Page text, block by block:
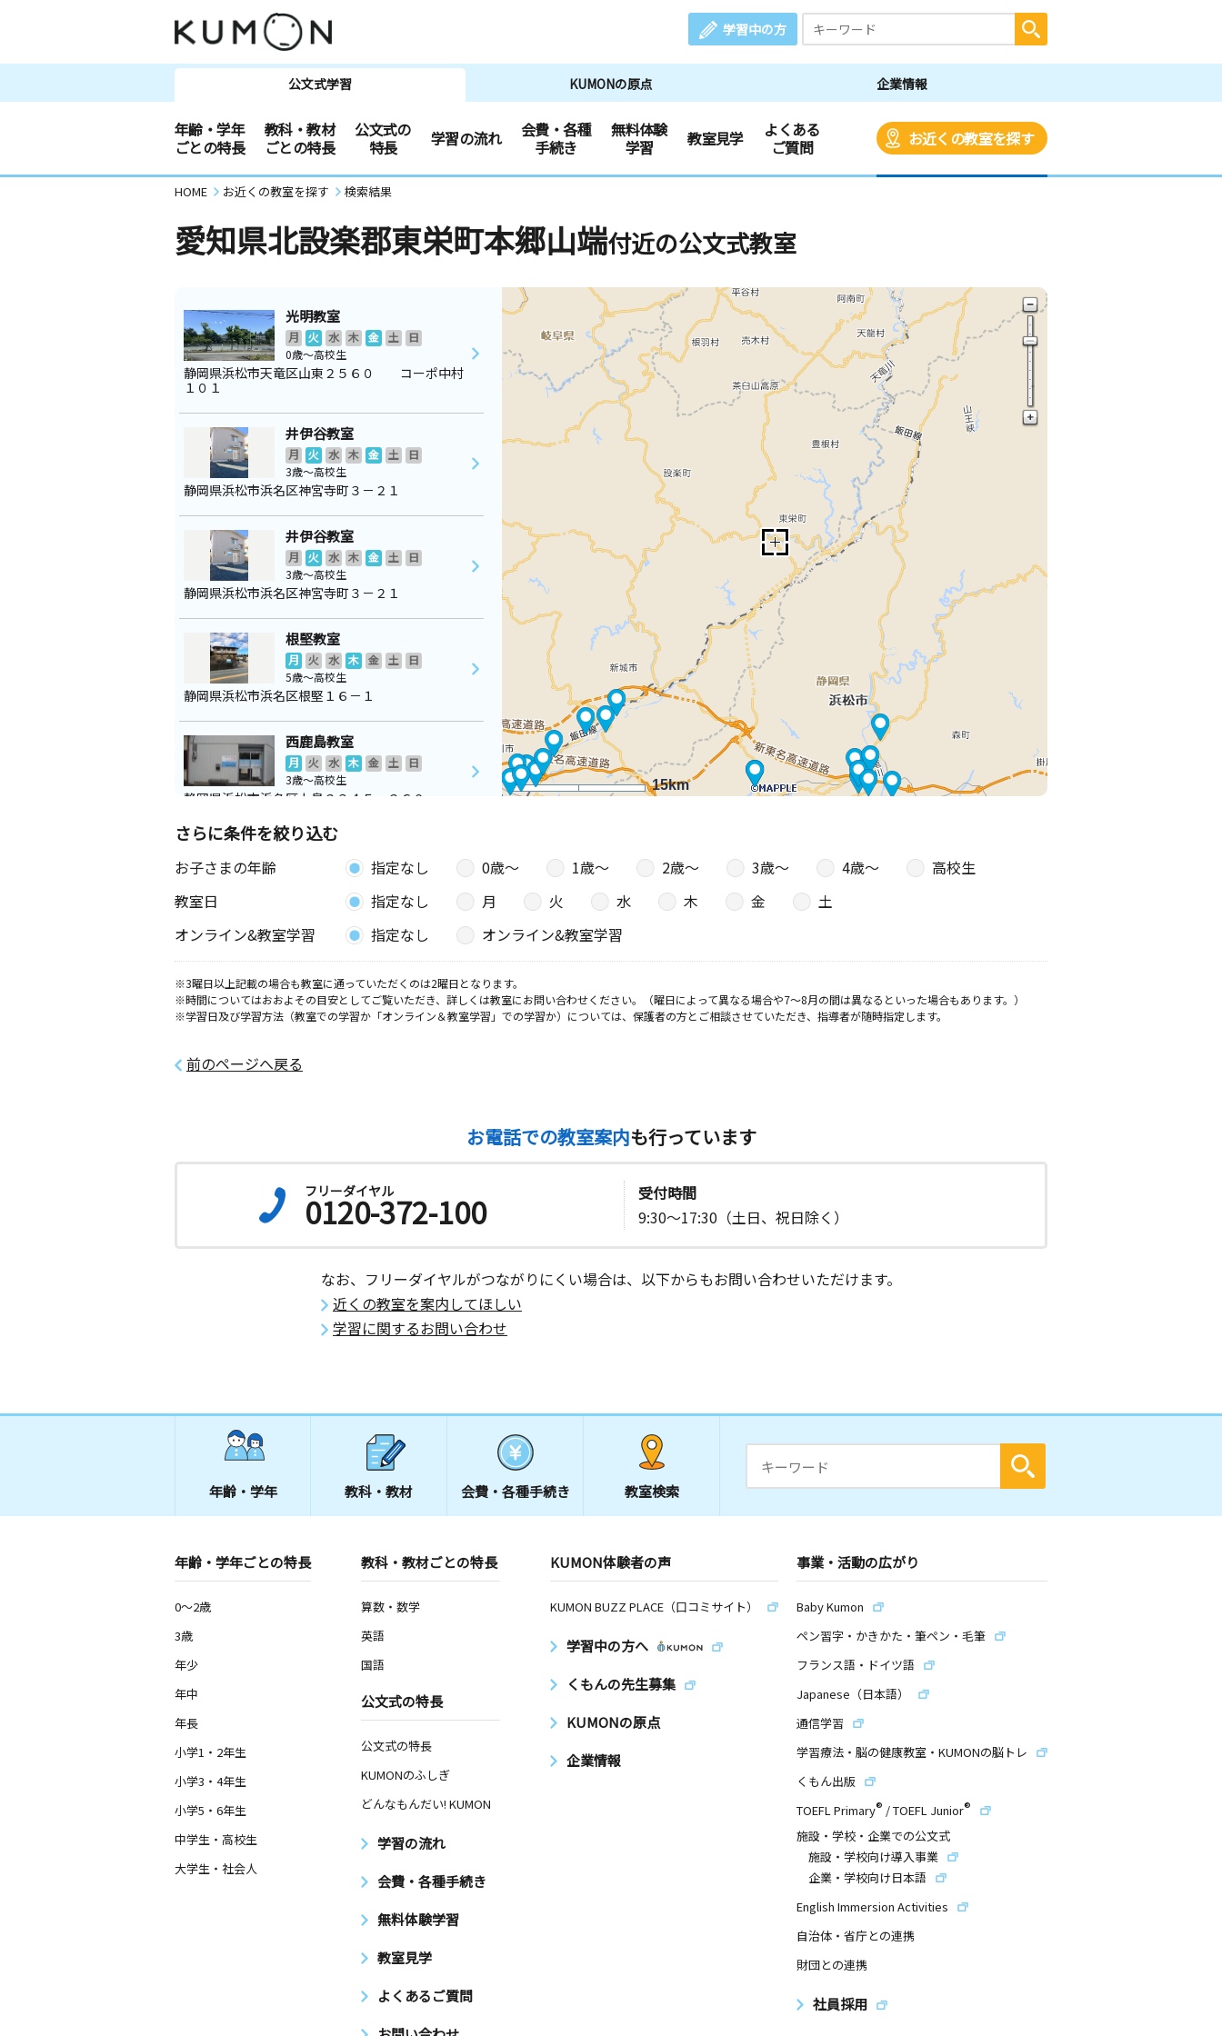
学習中の方
公文式学習 KUMONの原点 企業情報
年齢・学年
ごとの特長
教科・教材
ごとの特長
公文式の
特長
学習の流れ
会費・各種
手続き
無料体験
学習
教室見学
よくある
ご質問
お近くの教室を探す
HOME お近くの教室を探す 検索結果
愛知県北設楽郡東栄町本郷山端付近の公文式教室
15km
光明教室
月 火 水 木 金 土
日
0歳～高校生
静岡県浜松市天竜区山東２５６０ コーポ中村
１０１
井伊谷教室
月 火 水 木 金 土
日
3歳～高校生
静岡県浜松市浜名区神宮寺町３－２１
井伊谷教室
月 火 水 木 金 土
日
3歳～高校生
静岡県浜松市浜名区神宮寺町３－２１
根堅教室
月 火 水 木 金 土
日
5歳～高校生
静岡県浜松市浜名区根堅１６－１
西鹿島教室
月 火 水 木 金 土
日
3歳～高校生
静岡県浜松市浜名区上島２３４５－２６０
石名号教室
木 金 土 日
愛知県新城市石名号２５－１
於呂教室
2歳～中学生
静岡県浜松市浜名区於呂１４６０－２ 平山ビル
１Ｆ
芝本教室
中瀬教室
火 水 木 金 土 日
4歳～高校生
庭野教室
水 木 金 土 日
3歳～高校生
愛知県新城市庭野字下植田１１
静岡県磐田市上神増１２３５－６６
金 土 日
愛知県豊川市上野３丁目３２ キャピタル上野１
愛知県豊川市東名町１丁目１２２番地 サニーハ
イツ安藤１号室（豊小学校前）
豊川白雲町教室
金 土 日
愛知県豊川市白雲町１丁目１１－４
さらに条件を絞り込む
お子さまの年齢 指定なし 0歳〜 1歳〜 2歳〜 3歳〜 4歳〜
高校生
教室日
指定なし 月 火 水 木 金
土
オンライン&教室学習
指定なし オンライン&教室学習
※3曜日以上記載の場合も教室に通っていただくのは2曜日となります。
※時間についてはおおよその目安としてご覧いただき、詳しくは教室にお問い合わせください。（曜日によって異なる場合や7～8月の間は異なるといった場合もあります。）
※学習日及び学習方法（教室での学習か「オンライン＆教室学習」での学習か）については、保護者の方とご相談させていただき、指導者が随時指定します。
前のページへ戻る
お電話での教室案内も行っています
フリーダイヤル
0120-372-100
受付時間
9:30～17:30（土日、祝日除く）
なお、フリーダイヤルがつながりにくい場合は、以下からもお問い合わせいただけます。
近くの教室を案内してほしい
学習に関するお問い合わせ
年齢・学年 教科・教材 会費・ 各種手続き 教室検索
年齢・学年ごとの特長
0～2歳
3歳
年少
年中
年長
小学1・2年生
小学3・4年生
小学5・6年生
中学生・高校生
大学生・社会人
教科・教材ごとの特長
算数・数学
英語
国語
公文式の特長
公文式の特長
KUMONのふしぎ
どんなもんだい! KUMON
学習の流れ
会費・各種手続き
無料体験学習
教室見学
よくあるご質問
KUMON体験者の声
KUMON BUZZ PLACE（口コミサイト）
学習中の方へ
くもんの先生募集
KUMONの原点
企業情報
事業・活動の広がり
Baby Kumon
ペン習字・かきかた・筆ペン・毛筆
フランス語・ドイツ語
Japanese（日本語）
通信学習
学習療法・脳の健康教室・KUMONの脳トレ
くもん出版
TOEFL Primary® /TOEFL Junior®
施設・学校・企業での公文式
施設・学校向け導入事業
企業・学校向け日本語
English Immersion Activities
自治体・省庁との連携
財団との連携
社員採用